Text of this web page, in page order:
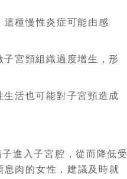
種慢性炎症可能由感
宮頸組織過度增生，形
活也可能對子宮頸造成
進入子宮腔，從而降低受
肉的女性，建議及時就